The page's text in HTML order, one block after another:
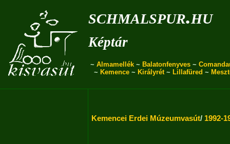
schmalspur.hu
Képtár
~ Almamellék ~ Balatonfenyves ~
~ Kemence~ Királyrét~ Lillafüred ~
Kemencei Erdei Múzeumvasút/ 1992-